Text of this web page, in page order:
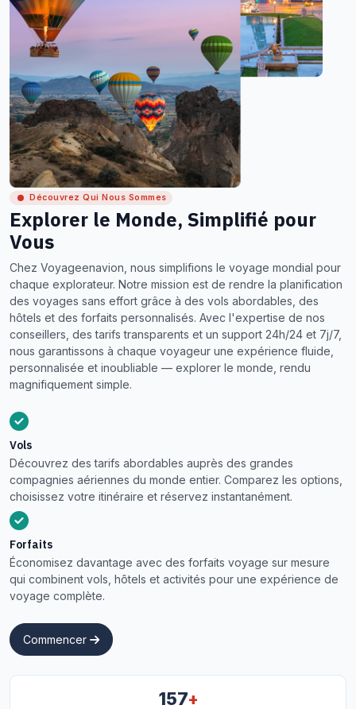
Découvrez Qui Nous Sommes
Explorer le Monde, Simplifié pour
Vous
Chez Voyageenavion, nous simplifions le voyage mondial pour
chaque explorateur. Notre mission est de rendre la planification
des voyages sans effort grâce à des vols abordables, des
hôtels et des forfaits personnalisés. Avec l'expertise de nos
conseillers, des tarifs transparents et un support 24h/24 et 7j/7,
nous garantissons à chaque voyageur une expérience fluide,
personnalisée et inoubliable — explorer le monde, rendu
magnifiquement simple.
Vols
Découvrez des tarifs abordables auprès des grandes
compagnies aériennes du monde entier. Comparez les options,
choisissez votre itinéraire et réservez instantanément.
Forfaits
Économisez davantage avec des forfaits voyage sur mesure
qui combinent vols, hôtels et activités pour une expérience de
voyage complète.
Commencer
157+